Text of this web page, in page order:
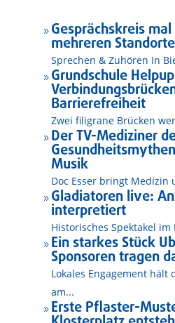
9 Gesprächskreis
mehreren
Sprechen & Zuhören In
9 Grundschule
Barrierefreiheit
Zwei filigrane Brücken
9 Der TV-Mediziner
Musik
Doc Esser bringt Medizin
9 Gladiatoren live:
interpretiert
Historisches Spektakel
9 Ein starkes Stück
Sponsoren tragen
Lokales Engagement hält
am...
9 Erste Pflaster-